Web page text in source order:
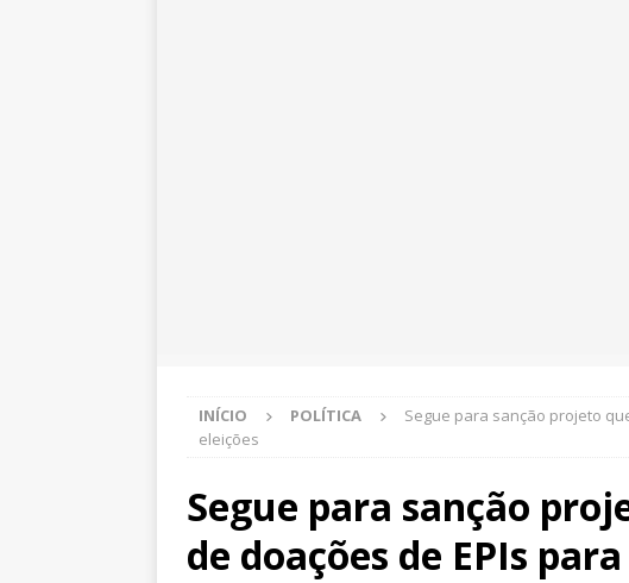
INÍCIO POLÍTICA
Segue para sanção projeto
eleições
Segue para sanção
de doações de EPIs